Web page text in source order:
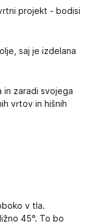
projekt - bodisi
saj je izdelana
in zaradi svojega
vrtov in hišnih
v tla.
45°. To bo